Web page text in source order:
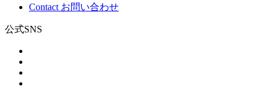
Contact お問い合わせ
公式SNS